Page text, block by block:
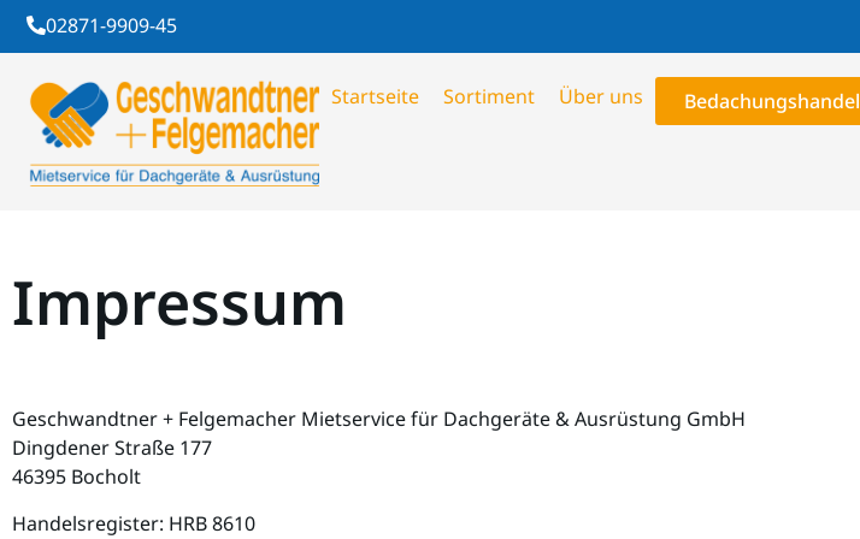
02871-9909-45
Startseite Sortiment Über uns Bedachungshandel
Impressum
Geschwandtner + Felgemacher Mietservice für Dachgeräte & Ausrüstung GmbH
Dingdener Straße 177
46395 Bocholt
Handelsregister: HRB 8610